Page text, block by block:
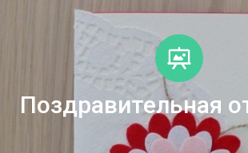
Поздравительная